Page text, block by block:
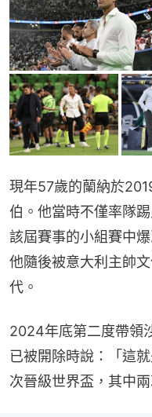
現年57歲的蘭納於
伯。他當時不僅率隊
該屆賽事的小組賽中
他隨後被意大利主帥
代。
2024年底第二度帶領
已被開除時說：「這
次晉級世界盃，其中